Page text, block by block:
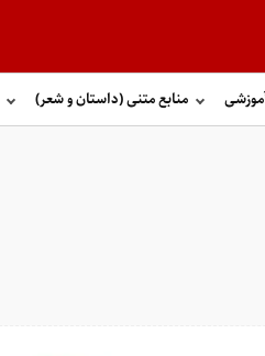
منابع متنی (داستان و شعر)